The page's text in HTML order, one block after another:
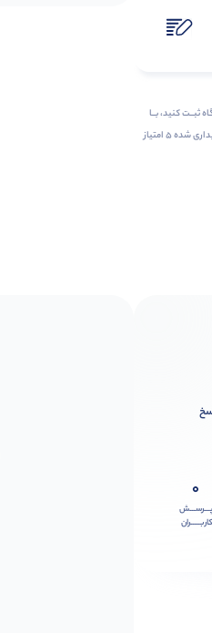
ثبــت کنید، بــا
ثبــت‌دیـدگاه بر روی کالاهای خریداری شده ۵ امتیاز
0
پـــرســـش
کاربـــــران